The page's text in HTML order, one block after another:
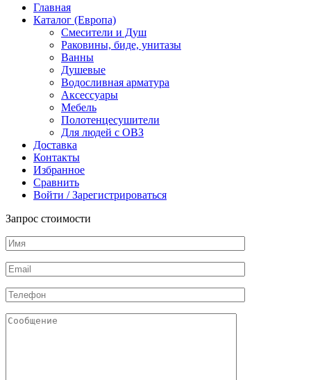
хромГлавная
Каталог (Европа)
Смесители и Душ
Раковины, биде, унитазы
Ванны
Душевые
Водосливная арматура
Аксессуары
Мебель
Полотенцесушители
Для людей с ОВЗ
Доставка
Контакты
Избранное
Сравнить
Войти / Зарегистрироваться
Запрос стоимости